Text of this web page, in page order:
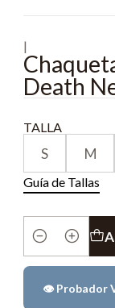
|
Death
TALLA
S M
Guía de Tallas
Cantidad
👁️ Probador